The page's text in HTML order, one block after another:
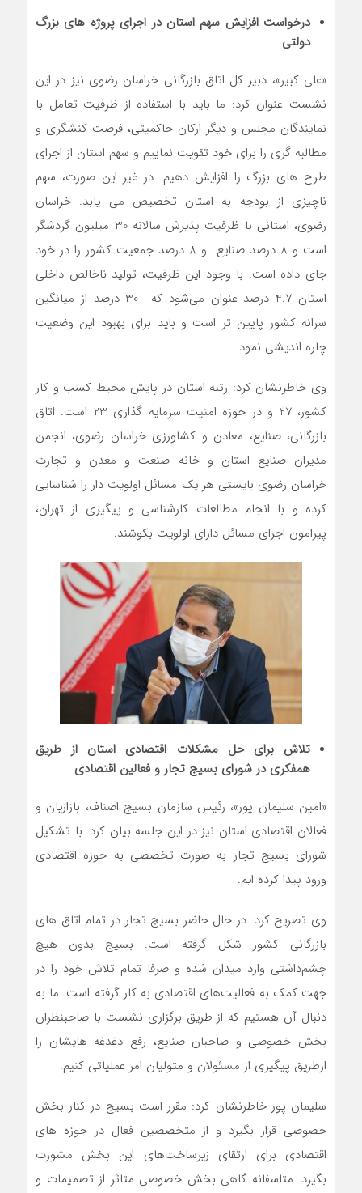
درخواست افزایش سهم استان در اجرای پروژه های بزرگ
دولتی
«علی کبیر»، دبیر کل اتاق بازرگانی خراسان رضوی نیز در این
نشست عنوان کرد: ما باید با استفاده از ظرفیت تعامل با
نمایندگان مجلس و دیگر ارکان حاکمیتی، فرصت کنشگری و
مطالبه گری را برای خود تقویت نماییم و سهم استان از اجرای
طرح های بزرگ را افزایش دهیم. در غیر این صورت، سهم
ناچیزی از بودجه به استان تخصیص می یابد. خراسان
رضوی، استانی با ظرفیت پذیرش سالانه 30 میلیون گردشگر
است و 8 درصد صنایع و 8 درصد جمعیت کشور را در خود
جای داده است. با وجود این ظرفیت، تولید ناخالص داخلی
استان 4.7 درصد عنوان می‌شود که 30 درصد از میانگین
سرانه کشور پایین تر است و باید برای بهبود این وضعیت
چاره اندیشی نمود.
وی خاطرنشان کرد: رتبه استان در پایش محیط کسب و کار
کشور، 27 و در حوزه امنیت سرمایه گذاری 23 است. اتاق
بازرگانی، صنایع، معادن و کشاورزی خراسان رضوی، انجمن
مدیران صنایع استان و خانه صنعت و معدن و تجارت
خراسان رضوی بایستی هر یک مسائل اولویت دار را شناسایی
کرده و با انجام مطالعات کارشناسی و پیگیری از تهران،
پیرامون اجرای مسائل دارای اولویت بکوشند.
تلاش برای حل مشکلات اقتصادی استان از طریق
همفکری در شورای بسیج تجار و فعالین اقتصادی
«امین سلیمان پور»، رئیس سازمان بسیج اصناف، بازاریان و
فعالان اقتصادی استان نیز در این جلسه بیان کرد: با تشکیل
شورای بسیج تجار به صورت تخصصی به حوزه اقتصادی
ورود پیدا کرده ایم.
وی تصریح کرد: در حال حاضر بسیج تجار در تمام اتاق های
بازرگانی کشور شکل گرفته است. بسیج بدون هیچ
چشم‌داشتی وارد میدان شده و صرفا تمام تلاش خود را در
جهت کمک به فعالیت‌های اقتصادی به کار گرفته است. ما به
دنبال آن هستیم که از طریق برگزاری نشست با صاحبنظران
بخش خصوصی و صاحبان صنایع، رفع دغدغه هایشان را
ازطریق پیگیری از مسئولان و متولیان امر عملیاتی کنیم.
سلیمان پور خاطرنشان کرد: مقرر است بسیج در کنار بخش
خصوصی قرار بگیرد و از متخصصین فعال در حوزه های
اقتصادی برای ارتقای زیرساخت‌های این بخش مشورت
بگیرد. متاسفانه گاهی بخش خصوصی متاثر از تصمیمات و